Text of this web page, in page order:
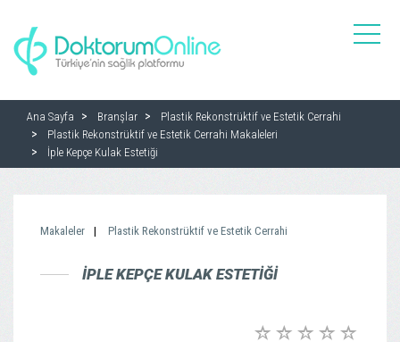
toggle
Ana Sayfa Branşlar
Plastik Rekonstrüktif ve Estetik Cerrahi
Plastik Rekonstrüktif ve Estetik Cerrahi Makaleleri
İple Kepçe Kulak Estetiği
Makaleler Plastik Rekonstrüktif ve Estetik Cerrahi
İPLE KEPÇE KULAK ESTETIĞI